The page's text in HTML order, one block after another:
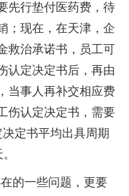
先行垫付医药费，待
；现在，在天津，企
救治承诺书，员工可
认定决定书后，再由
当事人再补交相应费
伤认定决定书，需要
定书平均出具周期
的一些问题，更要